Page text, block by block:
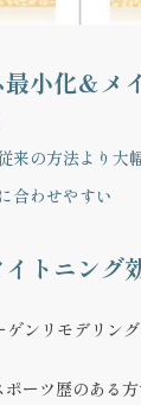
小化＆メ
来の方法より大
合わせやすい
トニング
ンリモデリング
ーツ歴のある方